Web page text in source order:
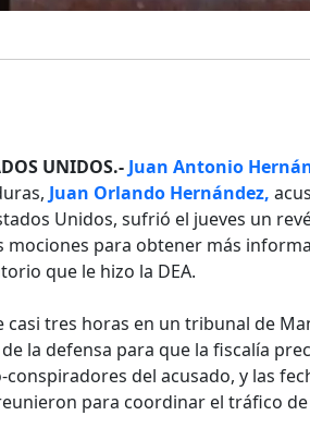
UNIDOS.- Juan Antonio
Juan Orlando Hernández,
Unidos, sufrió el jueves un
mociones para obtener más
que le hizo la DEA.
casi tres horas en un tribunal de
la defensa para que la fiscalía
del acusado, y las
para coordinar el tráfico